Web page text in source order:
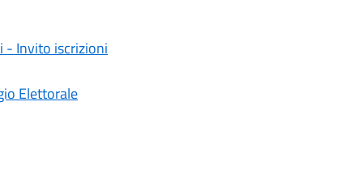
- Invito iscrizioni
Elettorale